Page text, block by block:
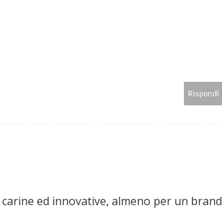
Rispondi
ed innovative, almeno per un brand